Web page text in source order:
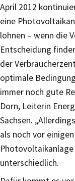
April 2012
eine
lohnen – wenn die
Entscheidung
der
optimale
immer noch gute
Dorn, Leiterin
Sachsen.
als noch vor
unterschiedlich.